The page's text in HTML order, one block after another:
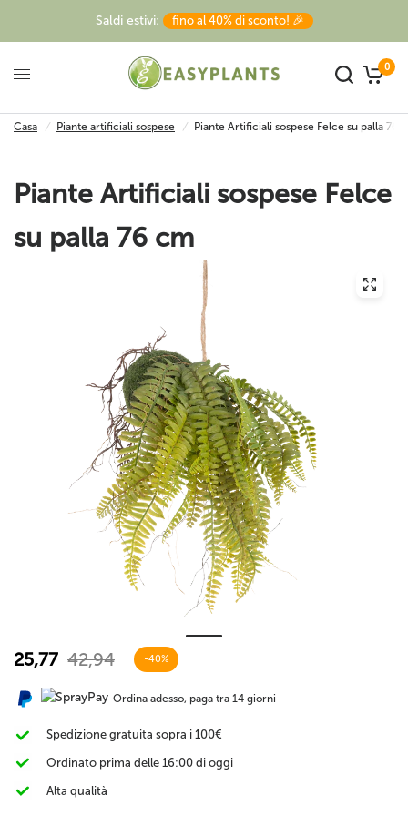
Saldi estivi: fino al 40% di sconto! 🎉
0
Casa / Piante artificiali sospese / Piante Artificiali sospese Felce su palla 76
Piante Artificiali sospese Felce
su palla 76 cm
25,77 42,94 -40%
Ordina adesso, paga tra 14 giorni
Spedizione gratuita sopra i 100€
Ordinato prima delle 16:00 di oggi
Alta qualità